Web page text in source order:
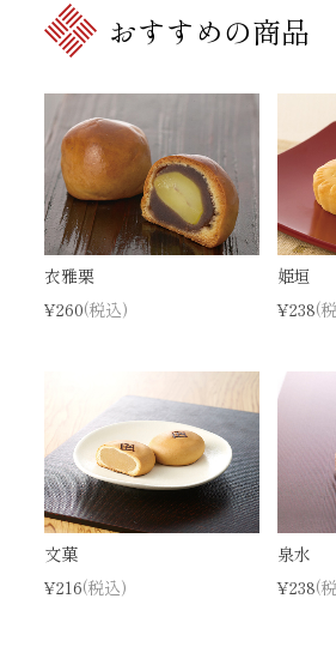
おすすめの商品
衣雅栗
¥260(税込)
姫垣
¥238(
文菓
¥216(税込)
泉水
¥238(